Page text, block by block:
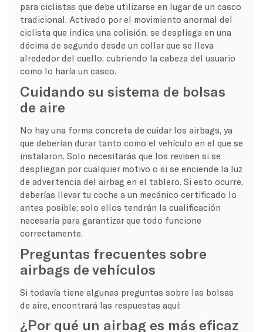
para ciclistas que debe utilizarse en lugar de un casco
tradicional. Activado por el movimiento anormal del
ciclista que indica una colisión, se despliega en una
décima de segundo desde un collar que se lleva
alrededor del cuello, cubriendo la cabeza del usuario
como lo haría un casco.
Cuidando su sistema de bolsas
de aire
No hay una forma concreta de cuidar los airbags, ya
que deberían durar tanto como el vehículo en el que se
instalaron. Solo necesitarás que los revisen si se
despliegan por cualquier motivo o si se enciende la luz
de advertencia del airbag en el tablero. Si esto ocurre,
deberías llevar tu coche a un mecánico certificado lo
antes posible; solo ellos tendrán la cualificación
necesaria para garantizar que todo funcione
correctamente.
Preguntas frecuentes sobre
airbags de vehículos
Si todavía tiene algunas preguntas sobre las bolsas
de aire, encontrará las respuestas aquí:
¿Por qué un airbag es más eficaz